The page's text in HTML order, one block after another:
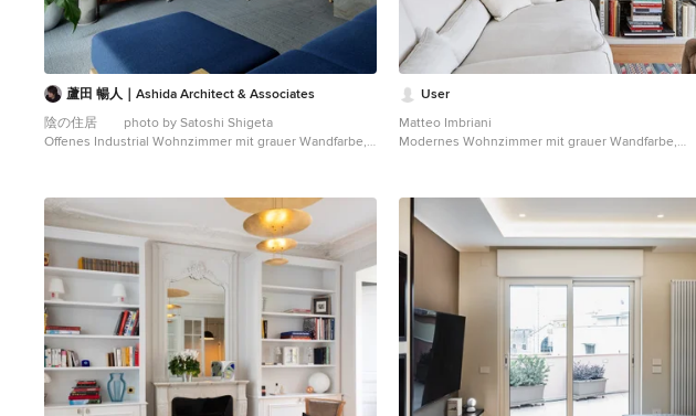
蘆田 暢人｜Ashida Architect & Associates
陰の住居 photo by Satoshi Shigeta
Offenes Industrial Wohnzimmer mit grauer Wandfarbe,
User
Matteo Imbriani
Modernes Wohnzimmer mit grauer Wandfarbe,